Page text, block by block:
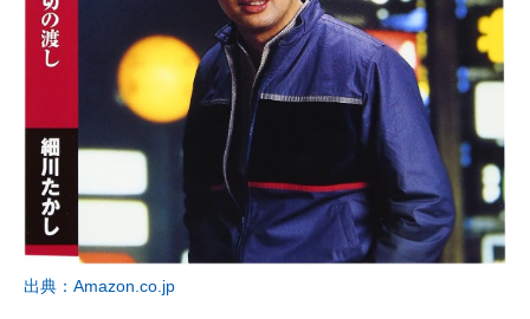
出典：Amazon.co.jp